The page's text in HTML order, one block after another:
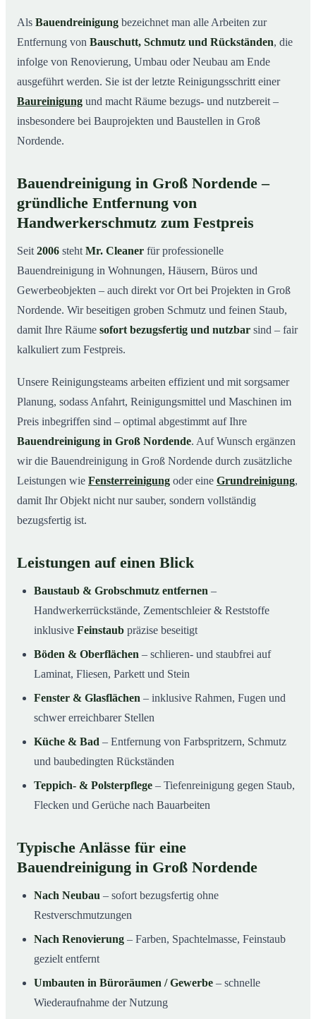
Typische Anlässe für eine Bauendreinigung in Groß
Nordende
06Preise & Kostenfaktoren
07Ihre Vorteile mit Mr. Cleaner
08Ihr Ansprechpartner für Bauendreinigung in Groß
09Fazit
10So läuft eine professionelle Bauendreinigung in
Groß Nordende ab
Als Bauendreinigung bezeichnet man alle Arbeiten zur
Entfernung von Bauschutt, Schmutz und Rückständen, die
infolge von Renovierung, Umbau oder Neubau am Ende
ausgeführt werden. Sie ist der letzte Reinigungsschritt einer
Baureinigung und macht Räume bezugs- und nutzbereit –
insbesondere bei Bauprojekten und Baustellen in Groß
Nordende.
Bauendreinigung in Groß Nordende –
gründliche Entfernung von
Handwerkerschmutz zum Festpreis
Seit 2006 steht Mr. Cleaner für professionelle
Bauendreinigung in Wohnungen, Häusern, Büros und
Gewerbeobjekten – auch direkt vor Ort bei Projekten in Groß
Nordende. Wir beseitigen groben Schmutz und feinen Staub,
damit Ihre Räume sofort bezugsfertig und nutzbar sind – fair
kalkuliert zum Festpreis.
Unsere Reinigungsteams arbeiten effizient und mit sorgsamer
Planung, sodass Anfahrt, Reinigungsmittel und Maschinen im
Preis inbegriffen sind – optimal abgestimmt auf Ihre
Bauendreinigung in Groß Nordende. Auf Wunsch ergänzen
wir die Bauendreinigung in Groß Nordende durch zusätzliche
Leistungen wie Fensterreinigung oder eine Grundreinigung,
damit Ihr Objekt nicht nur sauber, sondern vollständig
bezugsfertig ist.
Leistungen auf einen Blick
Baustaub & Grobschmutz entfernen –
Handwerkerrückstände, Zementschleier & Reststoffe
inklusive Feinstaub präzise beseitigt
Böden & Oberflächen – schlieren- und staubfrei auf
Laminat, Fliesen, Parkett und Stein
Fenster & Glasflächen – inklusive Rahmen, Fugen und
schwer erreichbarer Stellen
Küche & Bad – Entfernung von Farbspritzern, Schmutz
und baubedingten Rückständen
Teppich- & Polsterpflege – Tiefenreinigung gegen Staub,
Flecken und Gerüche nach Bauarbeiten
Typische Anlässe für eine
Bauendreinigung in Groß Nordende
Nach Neubau – sofort bezugsfertig ohne
Restverschmutzungen
Nach Renovierung – Farben, Spachtelmasse, Feinstaub
gezielt entfernt
Umbauten in Büroräumen / Gewerbe – schnelle
Wiederaufnahme der Nutzung